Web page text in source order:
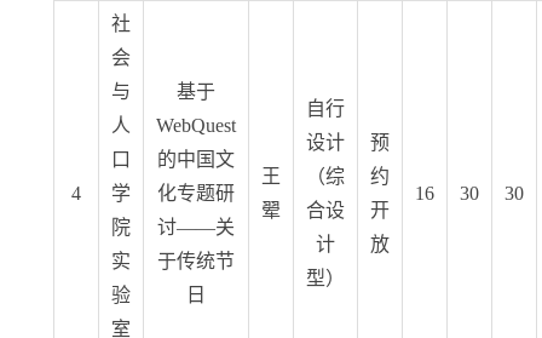
4
社
会
与
人
口
学
院
实
验
室
基于
WebQuest
的中国文
化专题研
讨——关
于传统节
日
王
翚
自行
设计
（综
合设
计
型）
预
约
开
放
16 30 30